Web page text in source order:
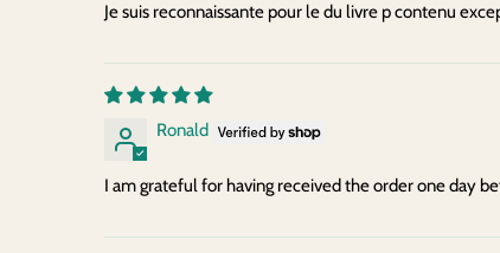
Je suis reconnaissante pour le du livre p contenu
Ronald
I am grateful for having received the order one day